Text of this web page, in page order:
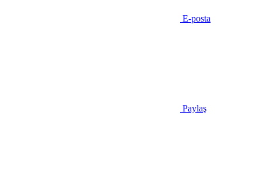
E-posta
Paylaş